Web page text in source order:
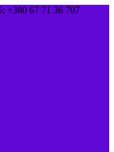
+380 67 71 36 707